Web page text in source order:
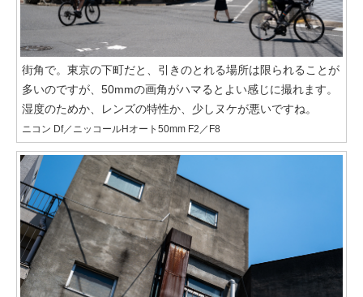
街角で。東京の下町だと、引きのとれる場所は限られることが
多いのですが、50mmの画角がハマるとよい感じに撮れます。
湿度のためか、レンズの特性か、少しヌケが悪いですね。
ニコン Df／ニッコールHオート50mm F2／F8